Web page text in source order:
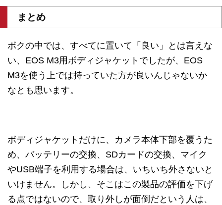
まとめ
ボクの中では、すべてに置いて「良い」とは言えな
い、EOS M3用ボディジャケットでしたが、EOS
M3を使う上では持っていた方が良いんじゃないか
なとも思います。
ボディジャケットだけに、カメラ本体下部を覆うた
め、バッテリーの交換、SDカードの交換、マイク
やUSB端子を利用する場合は、いちいち外さないと
いけません。しかし、そこはこの製品の評価を下げ
る点ではないので、取り外しが面倒だという人は、